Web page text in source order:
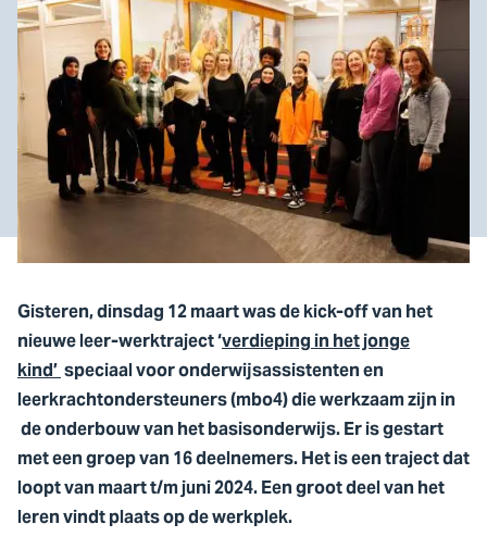
Gisteren, dinsdag 12 maart was de kick-off van het
nieuwe leer-werktraject ‘verdieping in het jonge
kind’ speciaal voor onderwijsassistenten en
leerkrachtondersteuners (mbo4) die werkzaam zijn in
de onderbouw van het basisonderwijs. Er is gestart
met een groep van 16 deelnemers. Het is een traject dat
loopt van maart t/m juni 2024. Een groot deel van het
leren vindt plaats op de werkplek.